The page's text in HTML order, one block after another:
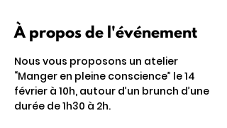
À propos de l'événement
Nous vous proposons un atelier
“Manger en pleine conscience” le 14
février à 10h, autour d’un brunch d’une
durée de 1h30 à 2h.